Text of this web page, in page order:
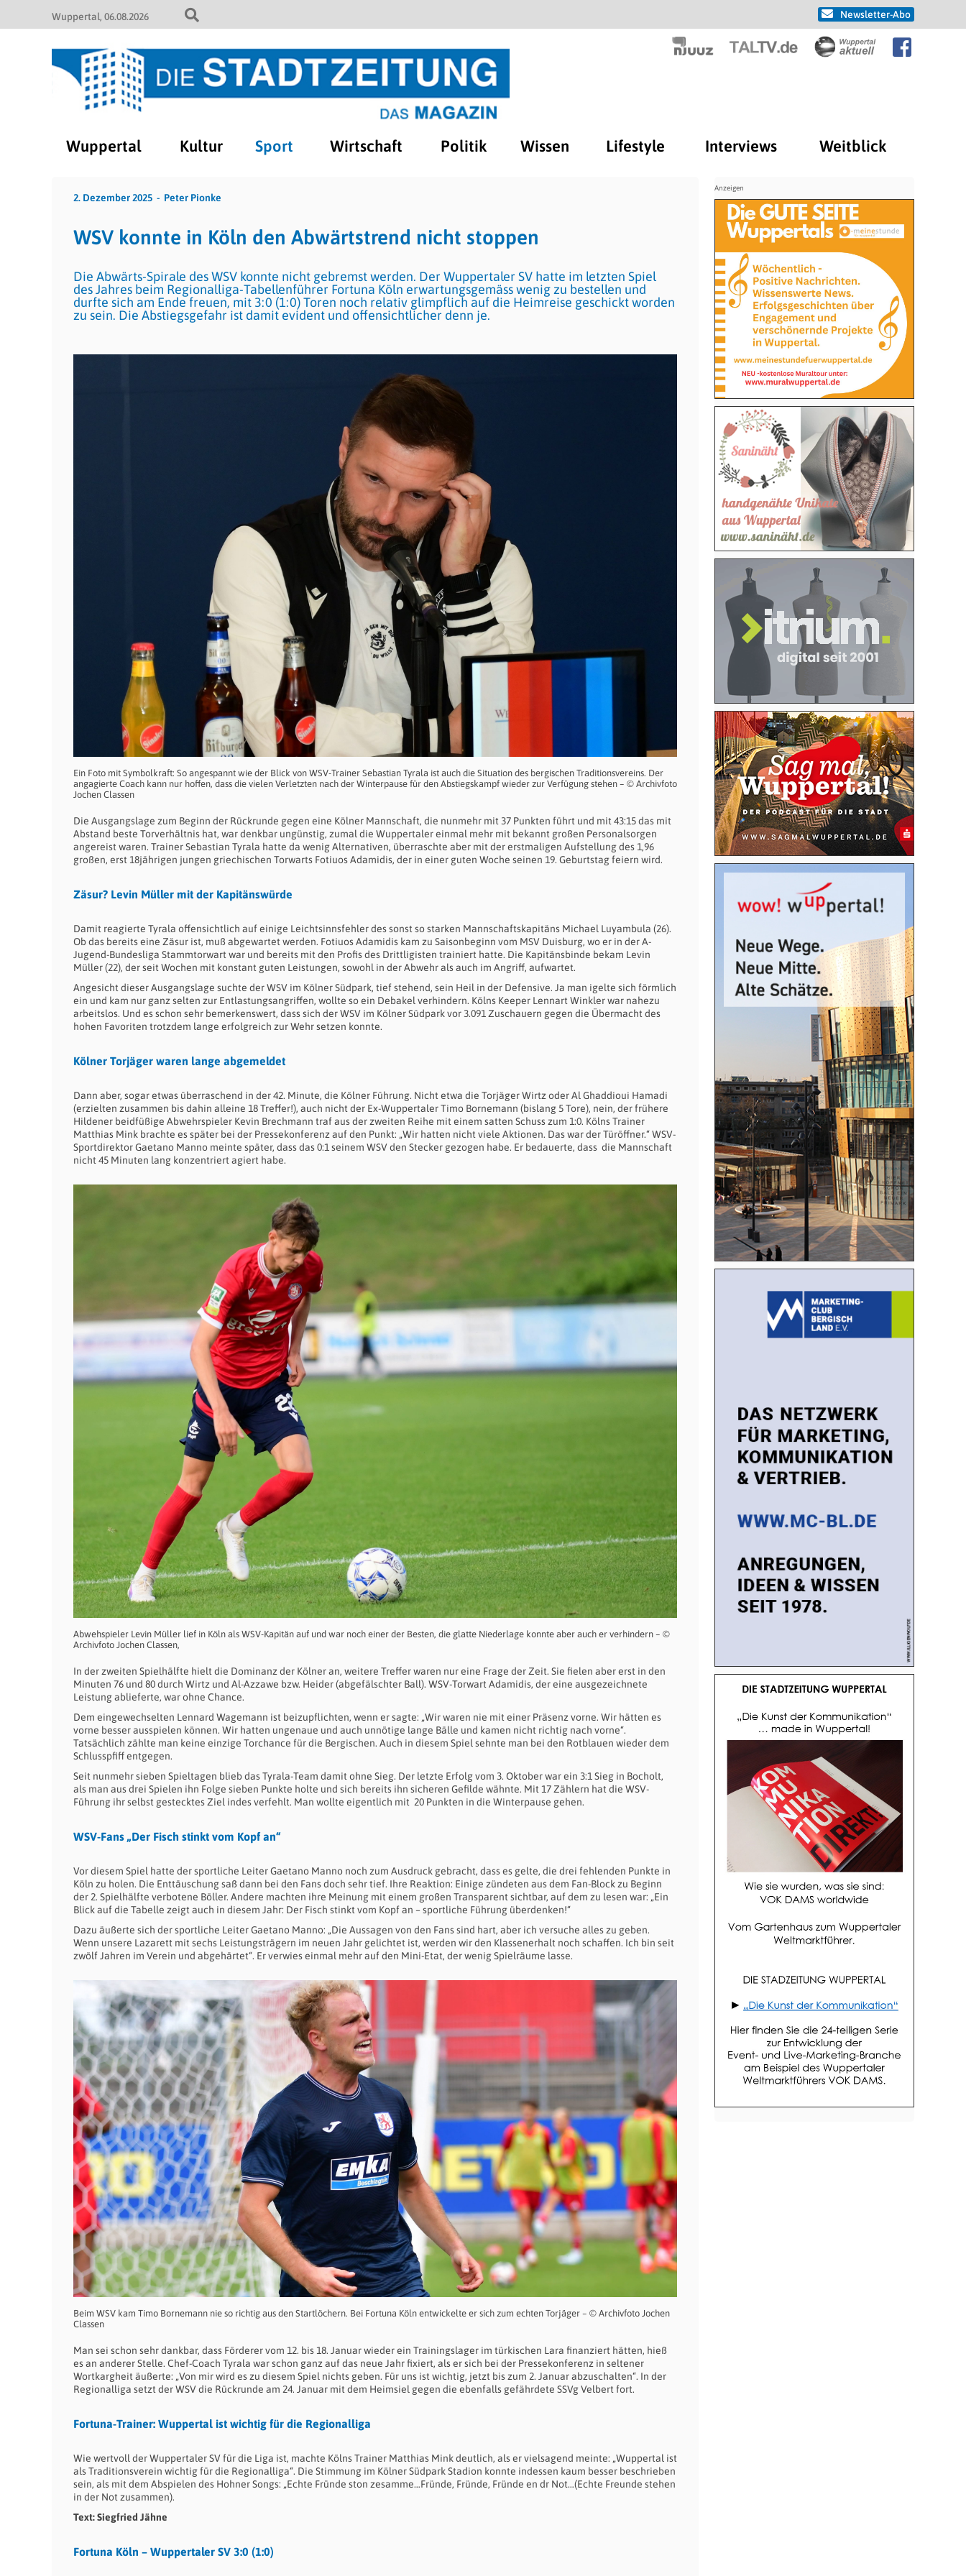
Wuppertal 06.08.2026 Newsletter-Abo
Wuppertal Kultur Sport Wirtschaft Politik Wissen Lifestyle Interviews Weitblick
2. Dezember 2025 Peter Pionke
WSV konnte in Köln den Abwärtstrend nicht stoppen
Die Abwärts-Spirale des WSV konnte nicht gebremst werden. Der Wuppertaler SV hatte im letzten Spiel
des Jahres beim Regionalliga-Tabellenführer Fortuna Köln erwartungsgemäss wenig zu bestellen und
durfte sich am Ende freuen, mit 3:0 (1:0) Toren noch relativ glimpflich auf die Heimreise geschickt worden
zu sein. Die Abstiegsgefahr ist damit evident und offensichtlicher denn je.
Ein Foto mit Symbolkraft: So angespannt wie der Blick von WSV-Trainer Sebastian Tyrala ist auch die Situation des bergischen Traditionsvereins. Der
angagierte Coach kann nur hoffen, dass die vielen Verletzten nach der Winterpause für den Abstiegskampf wieder zur Verfügung stehen – © Archivfoto
Jochen Classen
Die Ausgangslage zum Beginn der Rückrunde gegen eine Kölner Mannschaft, die nunmehr mit 37 Punkten führt und mit 43:15 das mit
Abstand beste Torverhältnis hat, war denkbar ungünstig, zumal die Wuppertaler einmal mehr mit bekannt großen Personalsorgen
angereist waren. Trainer Sebastian Tyrala hatte da wenig Alternativen, überraschte aber mit der erstmaligen Aufstellung des 1,96
großen, erst 18jährigen jungen griechischen Torwarts Fotiuos Adamidis, der in einer guten Woche seinen 19. Geburtstag feiern wird.
Zäsur? Levin Müller mit der Kapitänswürde
Damit reagierte Tyrala offensichtlich auf einige Leichtsinnsfehler des sonst so starken Mannschaftskapitäns Michael Luyambula (26).
Ob das bereits eine Zäsur ist, muß abgewartet werden. Fotiuos Adamidis kam zu Saisonbeginn vom MSV Duisburg, wo er in der A-
Jugend-Bundesliga Stammtorwart war und bereits mit den Profis des Drittligisten trainiert hatte. Die Kapitänsbinde bekam Levin
Müller (22), der seit Wochen mit konstant guten Leistungen, sowohl in der Abwehr als auch im Angriff, aufwartet.
Angesicht dieser Ausgangslage suchte der WSV im Kölner Südpark, tief stehend, sein Heil in der Defensive. Ja man igelte sich förmlich
ein und kam nur ganz selten zur Entlastungsangriffen, wollte so ein Debakel verhindern. Kölns Keeper Lennart Winkler war nahezu
arbeitslos. Und es schon sehr bemerkenswert, dass sich der WSV im Kölner Südpark vor 3.091 Zuschauern gegen die Übermacht des
hohen Favoriten trotzdem lange erfolgreich zur Wehr setzen konnte.
Kölner Torjäger waren lange abgemeldet
Dann aber, sogar etwas überraschend in der 42. Minute, die Kölner Führung. Nicht etwa die Torjäger Wirtz oder Al Ghaddioui Hamadi
(erzielten zusammen bis dahin alleine 18 Treffer!), auch nicht der Ex-Wuppertaler Timo Bornemann (bislang 5 Tore), nein, der frühere
Hildener beidfüßige Abwehrspieler Kevin Brechmann traf aus der zweiten Reihe mit einem satten Schuss zum 1:0. Kölns Trainer
Matthias Mink brachte es später bei der Pressekonferenz auf den Punkt: „Wir hatten nicht viele Aktionen. Das war der Türöffner.“ WSV-
Sportdirektor Gaetano Manno meinte später, dass das 0:1 seinem WSV den Stecker gezogen habe. Er bedauerte, dass die Mannschaft
nicht 45 Minuten lang konzentriert agiert habe.
Abwehspieler Levin Müller lief in Köln als WSV-Kapitän auf und war noch einer der Besten, die glatte Niederlage konnte aber auch er verhindern – ©
Archivfoto Jochen Classen,
In der zweiten Spielhälfte hielt die Dominanz der Kölner an, weitere Treffer waren nur eine Frage der Zeit. Sie fielen aber erst in den
Minuten 76 und 80 durch Wirtz und Al-Azzawe bzw. Heider (abgefälschter Ball). WSV-Torwart Adamidis, der eine ausgezeichnete
Leistung ablieferte, war ohne Chance.
Dem eingewechselten Lennard Wagemann ist beizupflichten, wenn er sagte: „Wir waren nie mit einer Präsenz vorne. Wir hätten es
vorne besser ausspielen können. Wir hatten ungenaue und auch unnötige lange Bälle und kamen nicht richtig nach vorne“.
Tatsächlich zählte man keine einzige Torchance für die Bergischen. Auch in diesem Spiel sehnte man bei den Rotblauen wieder dem
Schlusspfiff entgegen.
Seit nunmehr sieben Spieltagen blieb das Tyrala-Team damit ohne Sieg. Der letzte Erfolg vom 3. Oktober war ein 3:1 Sieg in Bocholt,
als man aus drei Spielen ihn Folge sieben Punkte holte und sich bereits ihn sicheren Gefilde wähnte. Mit 17 Zählern hat die WSV-
Führung ihr selbst gestecktes Ziel indes verfehlt. Man wollte eigentlich mit 20 Punkten in die Winterpause gehen.
WSV-Fans „Der Fisch stinkt vom Kopf an“
Vor diesem Spiel hatte der sportliche Leiter Gaetano Manno noch zum Ausdruck gebracht, dass es gelte, die drei fehlenden Punkte in
Köln zu holen. Die Enttäuschung saß dann bei den Fans doch sehr tief. Ihre Reaktion: Einige zündeten aus dem Fan-Block zu Beginn
der 2. Spielhälfte verbotene Böller. Andere machten ihre Meinung mit einem großen Transparent sichtbar, auf dem zu lesen war: „Ein
Blick auf die Tabelle zeigt auch in diesem Jahr: Der Fisch stinkt vom Kopf an – sportliche Führung überdenken!“
Dazu äußerte sich der sportliche Leiter Gaetano Manno: „Die Aussagen von den Fans sind hart, aber ich versuche alles zu geben.
Wenn unsere Lazarett mit sechs Leistungsträgern im neuen Jahr gelichtet ist, werden wir den Klassenerhalt noch schaffen. Ich bin seit
zwölf Jahren im Verein und abgehärtet“. Er verwies einmal mehr auf den Mini-Etat, der wenig Spielräume lasse.
Beim WSV kam Timo Bornemann nie so richtig aus den Startlöchern. Bei Fortuna Köln entwickelte er sich zum echten Torjäger – © Archivfoto Jochen
Classen
Man sei schon sehr dankbar, dass Förderer vom 12. bis 18. Januar wieder ein Trainingslager im türkischen Lara finanziert hätten, hieß
es an anderer Stelle. Chef-Coach Tyrala war schon ganz auf das neue Jahr fixiert, als er sich bei der Pressekonferenz in seltener
Wortkargheit äußerte: „Von mir wird es zu diesem Spiel nichts geben. Für uns ist wichtig, jetzt bis zum 2. Januar abzuschalten“. In der
Regionalliga setzt der WSV die Rückrunde am 24. Januar mit dem Heimsiel gegen die ebenfalls gefährdete SSVg Velbert fort.
Fortuna-Trainer: Wuppertal ist wichtig für die Regionalliga
Wie wertvoll der Wuppertaler SV für die Liga ist, machte Kölns Trainer Matthias Mink deutlich, als er vielsagend meinte: „Wuppertal ist
als Traditionsverein wichtig für die Regionalliga“. Die Stimmung im Kölner Südpark Stadion konnte indessen kaum besser beschrieben
sein, als mit dem Abspielen des Hohner Songs: „Echte Fründe ston zesamme…Fründe, Fründe, Fründe en dr Not…(Echte Freunde stehen
in der Not zusammen).
Text: Siegfried Jähne
Fortuna Köln – Wuppertaler SV 3:0 (1:0)